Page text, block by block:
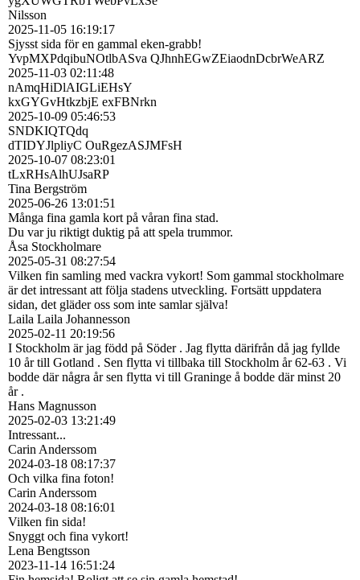
Nilsson
2025-11-05 16:19:17
Sjysst sida för en gammal eken-grabb!
YvpMXPdqibuNOtlbASva QJhnhEGwZEiaodnDcbrWeARZ
2025-11-03 02:11:48
nAmqHiDlAIGLiEHsY
kxGYGvHtkzbjE exFBNrkn
2025-10-09 05:46:53
SNDKIQTQdq
dTIDYJlpliyC OuRgezASJMFsH
2025-10-07 08:23:01
tLxRHsAlhUJsaRP
Tina Bergström
2025-06-26 13:01:51
Många fina gamla kort på våran fina stad.
Du var ju riktigt duktig på att spela trummor.
Åsa Stockholmare
2025-05-31 08:27:54
Vilken fin samling med vackra vykort! Som gammal stockholmare
är det intressant att följa stadens utveckling. Fortsätt uppdatera
sidan, det gläder oss som inte samlar själva!
Laila Laila Johannesson
2025-02-11 20:19:56
I Stockholm är jag född på Söder . Jag flytta därifrån då jag fyllde
10 år till Gotland . Sen flytta vi tillbaka till Stockholm år 62-63 . Vi
bodde där några år sen flytta vi till Graninge å bodde där minst 20
år .
Hans Magnusson
2025-02-03 13:21:49
Intressant...
Carin Anderssom
2024-03-18 08:17:37
Och vilka fina foton!
Carin Anderssom
2024-03-18 08:16:01
Vilken fin sida!
Snyggt och fina vykort!
Lena Bengtsson
2023-11-14 16:51:24